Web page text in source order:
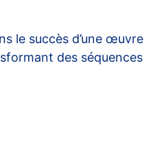
le succès d’une œuvre
des séquences